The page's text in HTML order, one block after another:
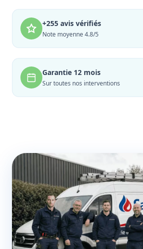
+255 avis vérifiés
Note moyenne 4.8/5
Garantie 12 mois
Sur toutes nos interventions